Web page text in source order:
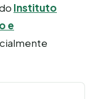
Instituto
e